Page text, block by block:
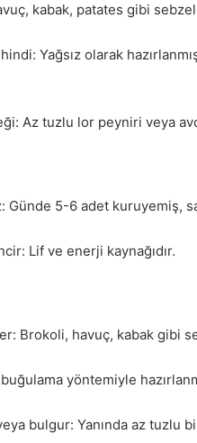
kabak, patates gibi
Yağsız olarak
Az tuzlu lor peyniri veya
Günde 5-6 adet kuruyemiş,
Lif ve enerji kaynağıdır.
Brokoli, havuç, kabak gibi
buğulama yöntemiyle
bulgur: Yanında az tuzlu